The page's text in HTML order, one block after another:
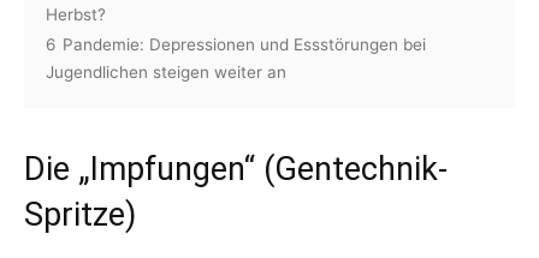
Herbst?
6 Pandemie: Depressionen und Essstörungen bei
Jugendlichen steigen weiter an
Die „Impfungen“ (Gentechnik-
Spritze)